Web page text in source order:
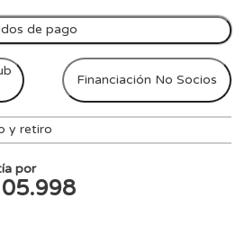
de pago
Financiación No Socios
y retiro
por